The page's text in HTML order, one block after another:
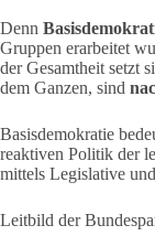
Denn
Gruppen erarbeitet
der Gesamtheit setzt
dem Ganzen, sind
Basisdemokratie
reaktiven Politik der
mittels Legislative
Leitbild der